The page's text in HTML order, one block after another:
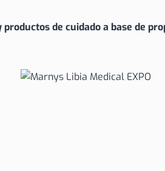
de cuidado a base de